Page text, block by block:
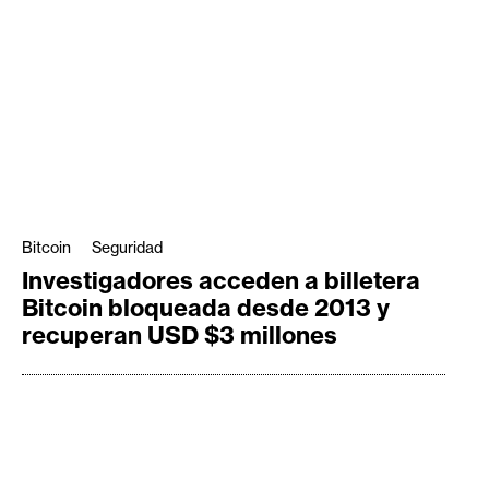
Bitcoin Seguridad
Investigadores acceden a billetera
Bitcoin bloqueada desde 2013 y
recuperan USD $3 millones